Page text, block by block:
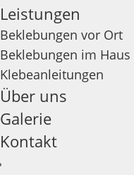
Leistungen
Beklebungen vor Ort
Beklebungen im Haus
Klebeanleitungen
Über uns
Galerie
Kontakt